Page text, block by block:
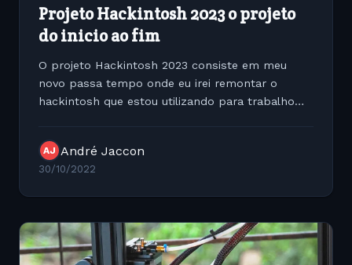
Projeto Hackintosh 2023 o projeto
do inicio ao fim
O projeto Hackintosh 2023 consiste em meu
novo passa tempo onde ‌‌eu irei remontar o
hackintosh que estou utilizando para trabalho
AJ André Jaccon
30/10/2022